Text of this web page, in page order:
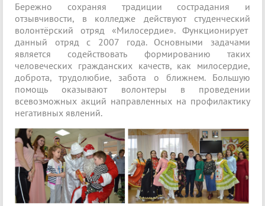
Бережно сохраняя традиции сострадания и
отзывчивости, в колледже действуют студенческий
волонтёрский отряд «Милосердие». Функционирует
данный отряд с 2007 года. Основными задачами
является содействовать формированию таких
человеческих гражданских качеств, как милосердие,
доброта, трудолюбие, забота о ближнем. Большую
помощь оказывают волонтеры в проведении
всевозможных акций направленных на профилактику
негативных явлений.